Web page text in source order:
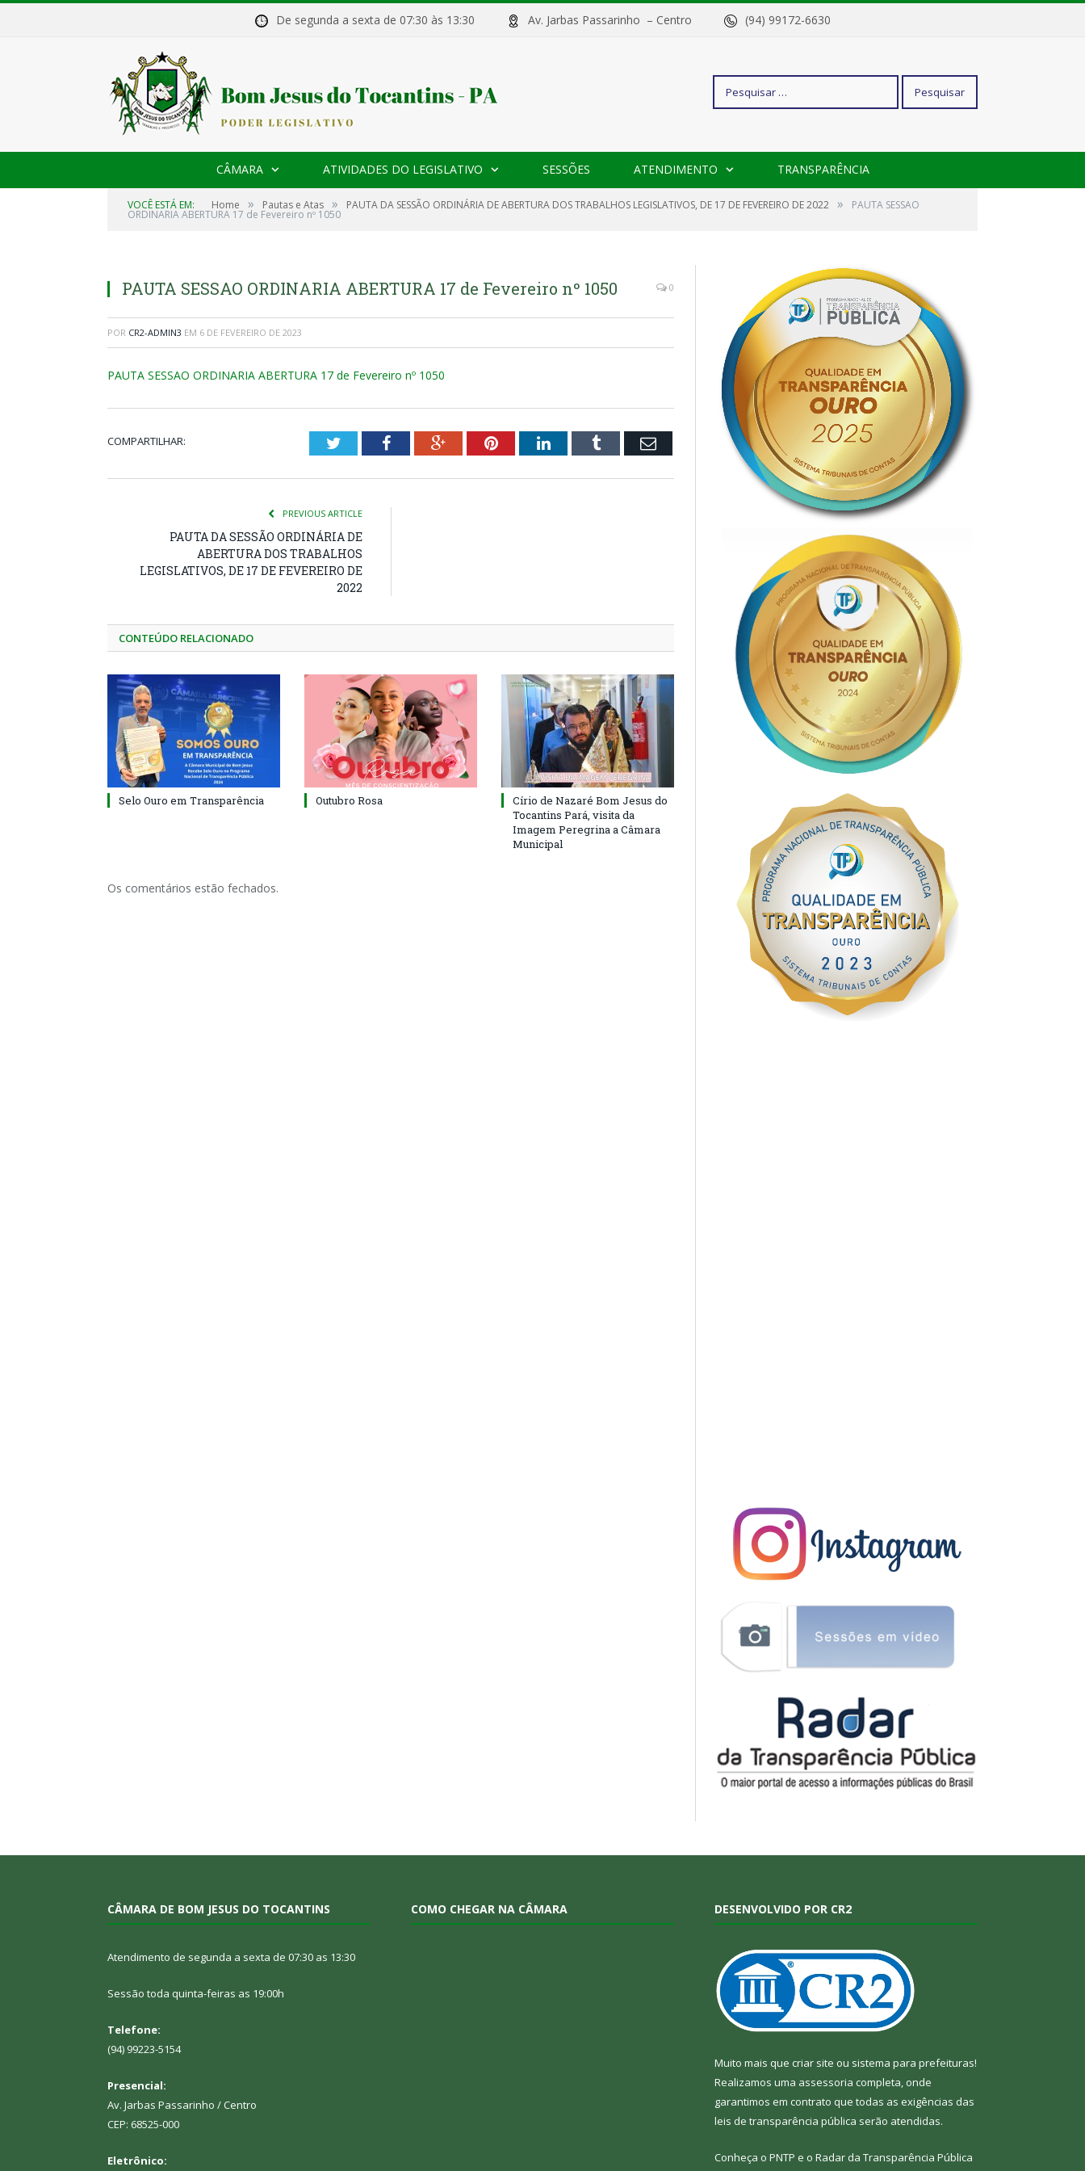
De segunda a sexta de 07:30 às 13:30 Av. Jarbas Passarinho – Centro (94) 99172-6630
Pesquisar
por:
CÂMARA ATIVIDADES DO LEGISLATIVO SESSÕES ATENDIMENTO TRANSPARÊNCIA
VOCÊ ESTÁ EM: Home » Pautas e Atas » PAUTA DA SESSÃO ORDINÁRIA DE ABERTURA DOS TRABALHOS LEGISLATIVOS, DE 17 DE FEVEREIRO DE 2022 » PAUTA SESSAO
ORDINARIA ABERTURA 17 de Fevereiro nº 1050
PAUTA SESSAO ORDINARIA ABERTURA 17 de Fevereiro nº 1050 0
POR CR2-ADMIN3 EM 6 DE FEVEREIRO DE 2023
PAUTA SESSAO ORDINARIA ABERTURA 17 de Fevereiro nº 1050
COMPARTILHAR: TwitterFacebookGoogle+PinterestLinkedInTumblr Email
PREVIOUS ARTICLE
PAUTA DA SESSÃO ORDINÁRIA DE
ABERTURA DOS TRABALHOS
LEGISLATIVOS, DE 17 DE FEVEREIRO DE
2022
CONTEÚDO RELACIONADO
Selo Ouro em Transparência Outubro Rosa
Círio de Nazaré Bom Jesus do
Tocantins Pará, visita da
Imagem Peregrina a Câmara
Municipal
Os comentários estão fechados.
CÂMARA DE BOM JESUS DO TOCANTINS
Atendimento de segunda a sexta de 07:30 as 13:30
Sessão toda quinta-feiras as 19:00h
Telefone:
(94) 99223-5154
Presencial:
Av. Jarbas Passarinho / Centro
CEP: 68525-000
Eletrônico:
COMO CHEGAR NA CÂMARA DESENVOLVIDO POR CR2
Muito mais que criar site ou sistema para prefeituras!
Realizamos uma assessoria completa, onde
garantimos em contrato que todas as exigências das
leis de transparência pública serão atendidas.
Conheça o PNTP e o Radar da Transparência Pública